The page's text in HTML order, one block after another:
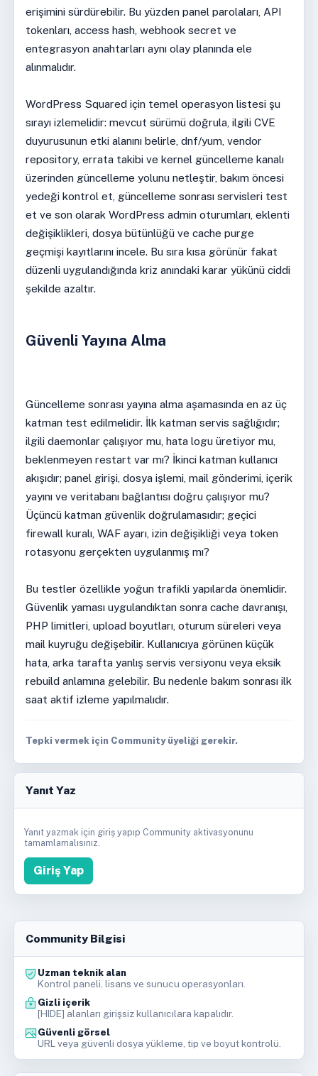
erişimini sürdürebilir. Bu yüzden panel parolaları, API
tokenları, access hash, webhook secret ve
entegrasyon anahtarları aynı olay planında ele
alınmalıdır.
WordPress Squared için temel operasyon listesi şu
sırayı izlemelidir: mevcut sürümü doğrula, ilgili CVE
duyurusunun etki alanını belirle, dnf/yum, vendor
repository, errata takibi ve kernel güncelleme kanalı
üzerinden güncelleme yolunu netleştir, bakım öncesi
yedeği kontrol et, güncelleme sonrası servisleri test
et ve son olarak WordPress admin oturumları, eklenti
değişiklikleri, dosya bütünlüğü ve cache purge
geçmişi kayıtlarını incele. Bu sıra kısa görünür fakat
düzenli uygulandığında kriz anındaki karar yükünü ciddi
şekilde azaltır.
Güvenli Yayına Alma
Güncelleme sonrası yayına alma aşamasında en az üç
katman test edilmelidir. İlk katman servis sağlığıdır;
ilgili daemonlar çalışıyor mu, hata logu üretiyor mu,
beklenmeyen restart var mı? İkinci katman kullanıcı
akışıdır; panel girişi, dosya işlemi, mail gönderimi, içerik
yayını ve veritabanı bağlantısı doğru çalışıyor mu?
Üçüncü katman güvenlik doğrulamasıdır; geçici
firewall kuralı, WAF ayarı, izin değişikliği veya token
rotasyonu gerçekten uygulanmış mı?
Bu testler özellikle yoğun trafikli yapılarda önemlidir.
Güvenlik yaması uygulandıktan sonra cache davranışı,
PHP limitleri, upload boyutları, oturum süreleri veya
mail kuyruğu değişebilir. Kullanıcıya görünen küçük
hata, arka tarafta yanlış servis versiyonu veya eksik
rebuild anlamına gelebilir. Bu nedenle bakım sonrası ilk
saat aktif izleme yapılmalıdır.
Tepki vermek için Community üyeliği gerekir.
Yanıt Yaz
Yanıt yazmak için giriş yapıp Community aktivasyonunu
tamamlamalısınız.
Giriş Yap
Community Bilgisi
Uzman teknik alan
Kontrol paneli, lisans ve sunucu operasyonları.
Gizli içerik
[HIDE] alanları girişsiz kullanıcılara kapalıdır.
Güvenli görsel
URL veya güvenli dosya yükleme, tip ve boyut kontrolü.